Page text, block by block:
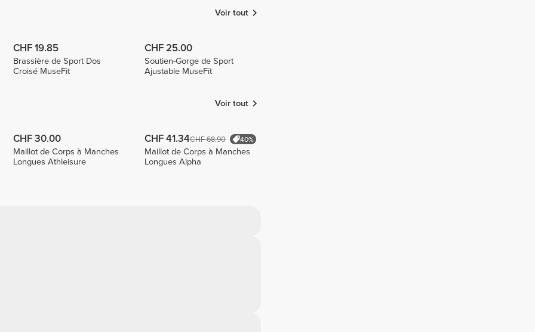
1
Voir tout
CHF 19.85
Brassière de Sport Dos
Croisé MuseFit
CHF 25.00
Soutien-Gorge de Sport
Ajustable MuseFit
Voir tout
CHF 30.00
Maillot de Corps à Manches
Longues Athleisure
CHF 41.34CHF 68.90 40%
Maillot de Corps à Manches
Longues Alpha